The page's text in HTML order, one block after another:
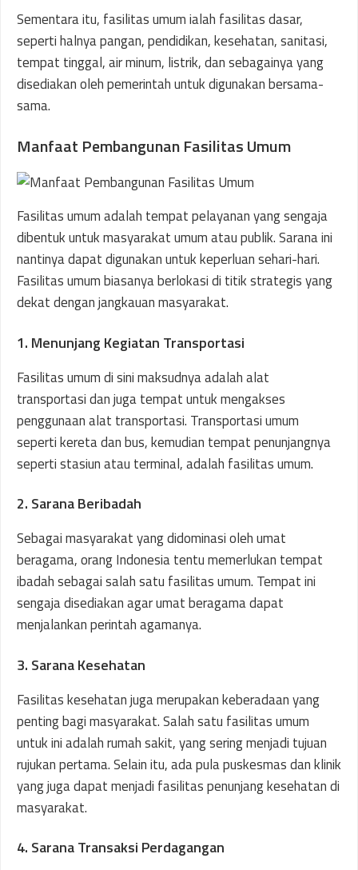
Sementara itu, fasilitas umum ialah fasilitas dasar,
seperti halnya pangan, pendidikan, kesehatan, sanitasi,
tempat tinggal, air minum, listrik, dan sebagainya yang
disediakan oleh pemerintah untuk digunakan bersama-
sama.
Manfaat Pembangunan Fasilitas Umum
Fasilitas umum adalah tempat pelayanan yang sengaja
dibentuk untuk masyarakat umum atau publik. Sarana ini
nantinya dapat digunakan untuk keperluan sehari-hari.
Fasilitas umum biasanya berlokasi di titik strategis yang
dekat dengan jangkauan masyarakat.
1. Menunjang Kegiatan Transportasi
Fasilitas umum di sini maksudnya adalah alat
transportasi dan juga tempat untuk mengakses
penggunaan alat transportasi. Transportasi umum
seperti kereta dan bus, kemudian tempat penunjangnya
seperti stasiun atau terminal, adalah fasilitas umum.
2. Sarana Beribadah
Sebagai masyarakat yang didominasi oleh umat
beragama, orang Indonesia tentu memerlukan tempat
ibadah sebagai salah satu fasilitas umum. Tempat ini
sengaja disediakan agar umat beragama dapat
menjalankan perintah agamanya.
3. Sarana Kesehatan
Fasilitas kesehatan juga merupakan keberadaan yang
penting bagi masyarakat. Salah satu fasilitas umum
untuk ini adalah rumah sakit, yang sering menjadi tujuan
rujukan pertama. Selain itu, ada pula puskesmas dan klinik
yang juga dapat menjadi fasilitas penunjang kesehatan di
masyarakat.
4. Sarana Transaksi Perdagangan